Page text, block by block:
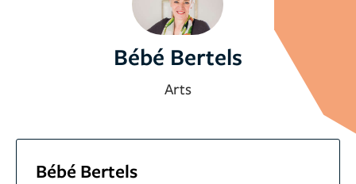
Bébé Bertels
Arts
Bébé Bertels